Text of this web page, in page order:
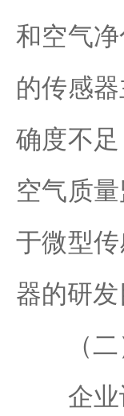
和空气
的传感
确度不
空气质
于微型
器的研发
（二）
企业认